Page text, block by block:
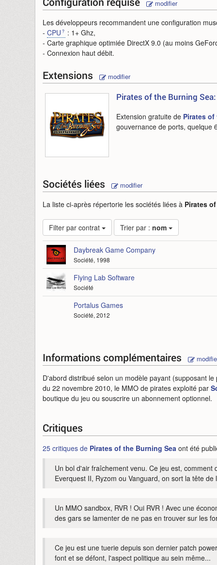
modifier
Les développeurs recommandent une configuration
- CPU
: 1+ Ghz,
- Carte graphique optimiée DirectX 9.0 (au moins
- Connexion haut débit.
Extensions modifier
Pirates of the Burning
Extension gratuite de Pirates
gouvernance de ports, quelque
Sociétés liées modifier
La liste ci-après répertorie les sociétés liées à Pirates
Filter par contrat Trier par : nom
Daybreak Game Company
Société, 1998
Flying Lab Software
Société
Portalus Games
Société, 2012
Informations complémentaires
D'abord distribué selon un modèle payant (supposant
du 22 novembre 2010, le MMO de pirates exploité par
boutique du jeu ou souscrire un abonnement optionnel.
Critiques
25 critiques de Pirates of the Burning Sea ont été
Un bol d'air fraîchement venu. Ce jeu est,
Everquest II, Ryzom ou Vanguard, on sort la tête de
Un MMO sandbox, RVR ! Oui RVR ! Avec une
des gars se lamenter de ne pas en trouver sur les
Ce jeu est une tuerie depuis son dernier patch
font et se défont, l'aspect politique au sein même...